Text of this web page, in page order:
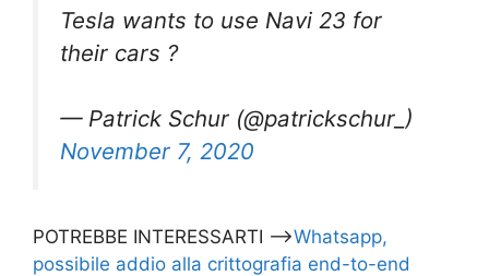
Tesla wants to use Navi 23 for
their cars ?
— Patrick Schur (@patrickschur_)
November 7, 2020
POTREBBE INTERESSARTI —>Whatsapp,
possibile addio alla crittografia end-to-end